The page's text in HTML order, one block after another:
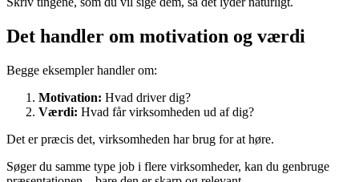
Det handler om motivation og værdi
Begge eksempler handler om:
Motivation: Hvad driver dig?
Værdi: Hvad får virksomheden ud af dig?
Det er præcis det, virksomheden har brug for at høre.
Søger du samme type job i flere virksomheder, kan du genbruge